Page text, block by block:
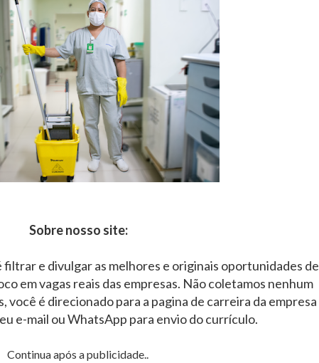
Sobre nosso site:
filtrar e divulgar as melhores e originais oportunidades de
em vagas reais das empresas. Não coletamos nenhum
você é direcionado para a pagina de carreira da empresa
e-mail ou WhatsApp para envio do currículo.
Continua após a publicidade..